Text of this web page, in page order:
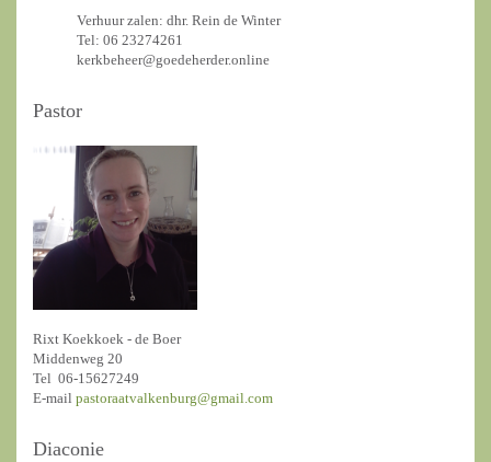
Verhuur zalen: dhr. Rein de Winter
Tel: 06 23274261
kerkbeheer@goedeherder.online
Pastor
Rixt Koekkoek - de Boer
Middenweg 20
Tel 06-15627249
E-mail pastoraatvalkenburg@gmail.com
Diaconie